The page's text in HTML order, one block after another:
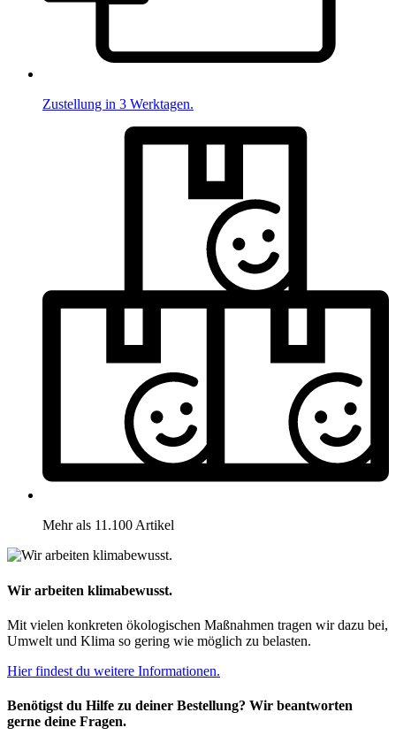
Zustellung in 3 Werktagen.
Mehr als 11.100 Artikel
Wir arbeiten klimabewusst.
Mit vielen konkreten ökologischen Maßnahmen tragen wir dazu bei,
Umwelt und Klima so gering wie möglich zu belasten.
Hier findest du weitere Informationen.
Benötigst du Hilfe zu deiner Bestellung? Wir beantworten
gerne deine Fragen.